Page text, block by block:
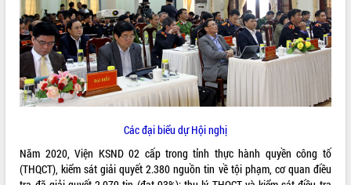
QUY HOẠCH - KẾ HOẠCH
Các đại biểu dự Hội nghị
Năm 2020, Viện KSND 02 cấp trong tỉnh thực hành quyền công tố
(THQCT), kiểm sát giải quyết 2.380 nguồn tin về tội phạm, cơ quan điều